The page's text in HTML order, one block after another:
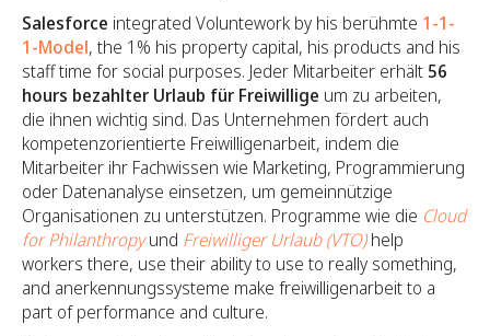
Salesforce integrated Voluntework by his berühmte 1-1-
1-Model, the 1% his property capital, his products and his
staff time for social purposes. Jeder Mitarbeiter erhält 56
hours bezahlter Urlaub für Freiwillige um zu arbeiten,
die ihnen wichtig sind. Das Unternehmen fördert auch
kompetenzorientierte Freiwilligenarbeit, indem die
Mitarbeiter ihr Fachwissen wie Marketing, Programmierung
oder Datenanalyse einsetzen, um gemeinnützige
Organisationen zu unterstützen. Programme wie die Cloud
for Philanthropyund Freiwilliger Urlaub (VTO)help
workers there, use their ability to use to really something,
and anerkennungssysteme make freiwilligenarbeit to a
part of performance and culture.